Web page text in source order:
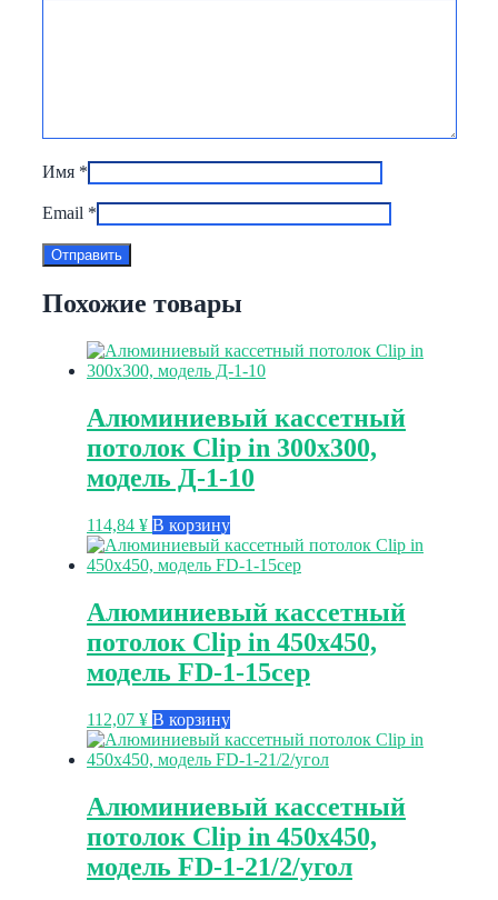
Имя *
Email *
Похожие товары
Алюминиевый кассетный
потолок Clip in 300х300,
модель Д-1-10
114,84 ¥ В корзину
Алюминиевый кассетный
потолок Clip in 450х450,
модель FD-1-15сер
112,07 ¥ В корзину
Алюминиевый кассетный
потолок Clip in 450х450,
модель FD-1-21/2/угол